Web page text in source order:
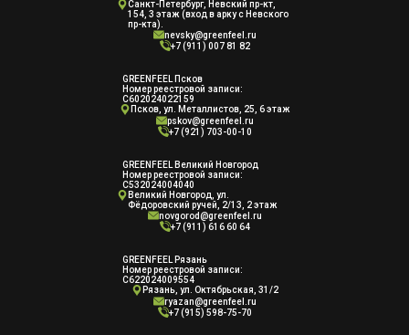
Cанкт-Петербург, Невский пр-кт,
154, 3 этаж (вход в арку с Невского
пр-кта).
nevsky@greenfeel.ru
+7 (911) 007 81 82
GREENFEEL Псков
Номер реестровой записи:
С602024022159
Псков, ул. Металлистов, 25, 6 этаж
pskov@greenfeel.ru
+7 (921) 703-00-10
GREENFEEL Великий Новгород
Номер реестровой записи:
С532024004040
Великий Новгород, ул.
Фёдоровский ручей, 2/13, 2 этаж
novgorod@greenfeel.ru
+7 (911) 616 60 64
GREENFEEL Рязань
Номер реестровой записи:
С622024009554
Рязань, ул. Октябрьская, 31/2
ryazan@greenfeel.ru
+7 (915) 598-75-70